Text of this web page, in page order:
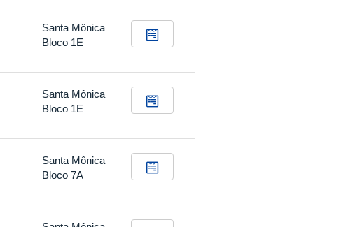
Santa Mônica
Bloco 1E
Santa Mônica
Bloco 1E
Santa Mônica
Bloco 7A